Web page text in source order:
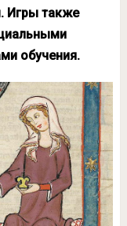
Игры также
обучения.